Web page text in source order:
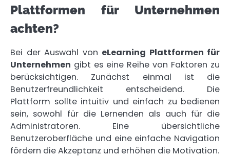
Plattformen für Unternehmen
achten?
Bei der Auswahl von eLearning Plattformen für
Unternehmen gibt es eine Reihe von Faktoren zu
berücksichtigen. Zunächst einmal ist die
Benutzerfreundlichkeit entscheidend. Die
Plattform sollte intuitiv und einfach zu bedienen
sein, sowohl für die Lernenden als auch für die
Administratoren. Eine übersichtliche
Benutzeroberfläche und eine einfache Navigation
fördern die Akzeptanz und erhöhen die Motivation.